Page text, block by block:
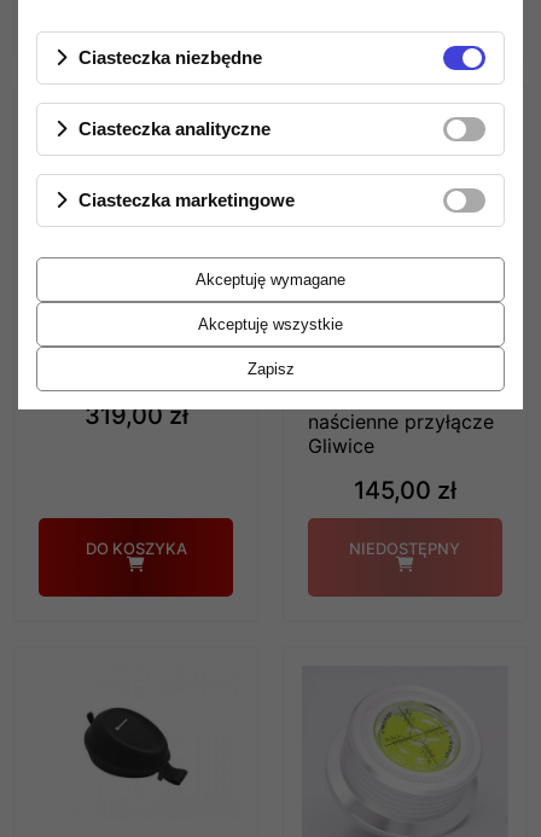
ORTOFON LH-2000
319,00 zł
DO KOSZYKA
Melodika MDG2BB
naścienne przyłącze
Gliwice
145,00 zł
Ciasteczka niezbędne
Ciasteczka analityczne
Ciasteczka marketingowe
Akceptuję wymagane
Akceptuję wszystkie
Zapisz